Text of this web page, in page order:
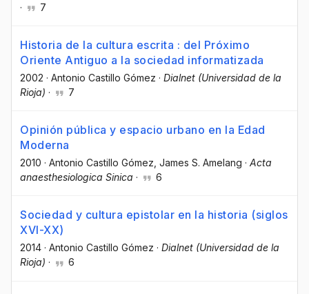
·
7
Historia de la cultura escrita : del Próximo
Oriente Antiguo a la sociedad informatizada
2002 · Antonio Castillo Gómez · Dialnet (Universidad de la
Rioja) · 7
Opinión pública y espacio urbano en la Edad
Moderna
2010 · Antonio Castillo Gómez , James S. Amelang · Acta
anaesthesiologica Sinica · 6
Sociedad y cultura epistolar en la historia (siglos
XVI-XX)
2014 · Antonio Castillo Gómez · Dialnet (Universidad de la
Rioja) · 6